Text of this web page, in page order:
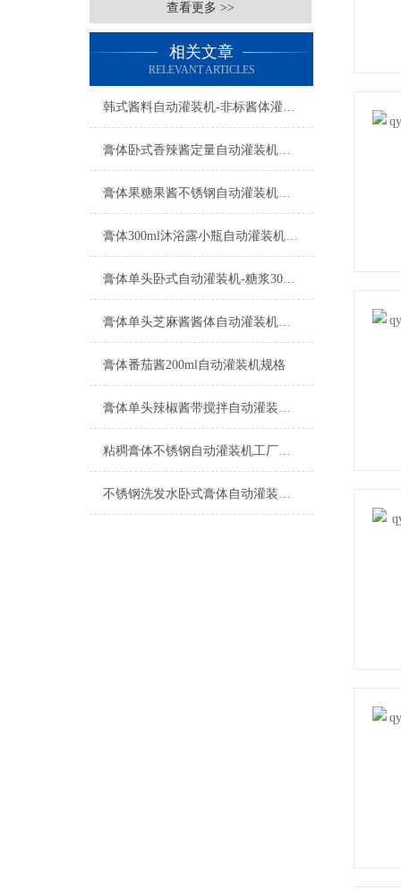
查看更多 >>
相关文章
RELEVANT ARTICLES
韩式酱料自动灌装机-非标酱体灌装设备工厂生产
膏体卧式香辣酱定量自动灌装机设备
膏体果糖果酱不锈钢自动灌装机设备
膏体300ml沐浴露小瓶自动灌装机功能参数
膏体单头卧式自动灌装机-糖浆300ml瓶装机设备
膏体单头芝麻酱酱体自动灌装机产品型号
膏体番茄酱200ml自动灌装机规格
膏体单头辣椒酱带搅拌自动灌装机特点
粘稠膏体不锈钢自动灌装机工厂生产
不锈钢洗发水卧式膏体自动灌装机500ml设备